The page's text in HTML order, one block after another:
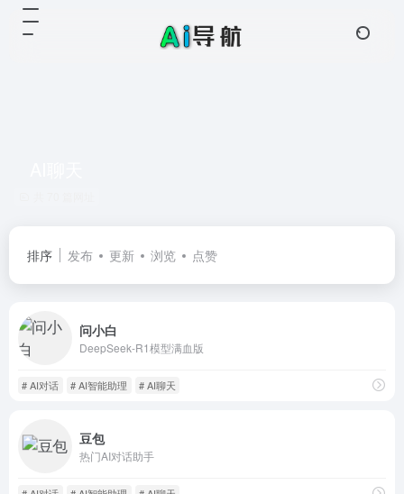
排序 发布 更新 浏览 点赞
问小白
DeepSeek-R1模型满血版
# AI对话 # AI智能助理 # AI聊天
豆包
热门AI对话助手